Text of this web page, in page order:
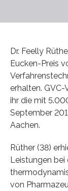
Dr. Feelly
Eucken-Preis
erhalten.
ihr die mit
September
Aachen.
Rüther (38)
Leistungen bei
von